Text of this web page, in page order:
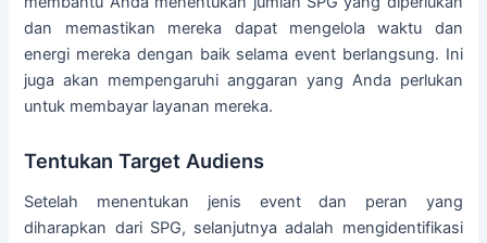
dan memastikan mereka dapat mengelola waktu dan
energi mereka dengan baik selama event berlangsung. Ini
juga akan mempengaruhi anggaran yang Anda perlukan
untuk membayar layanan mereka.
Tentukan Target Audiens
Setelah menentukan jenis event dan peran yang
diharapkan dari SPG, selanjutnya adalah mengidentifikasi